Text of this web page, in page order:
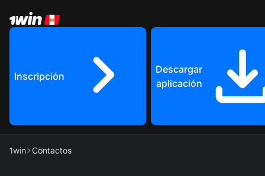
Inscripción
Descargar
aplicación
1win Contactos